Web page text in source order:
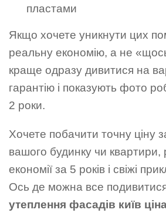
пластами
Якщо хочете уникнути цих
реальну економію, а не
краще одразу дивитися на
гарантію і показують фото
2 роки.
Хочете побачити точну ціну
вашого будинку чи квартири,
економії за 5 років і свіжі
Ось де можна все
утеплення фасадів київ